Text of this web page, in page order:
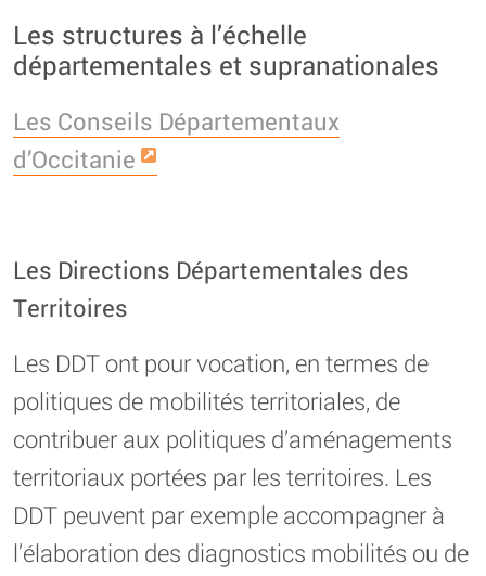
Les structures à l’échelle
départementales et supranationales
Les Conseils Départementaux
d’Occitanie
Les Directions Départementales des
Territoires
Les DDT ont pour vocation, en termes de
politiques de mobilités territoriales, de
contribuer aux politiques d’aménagements
territoriaux portées par les territoires. Les
DDT peuvent par exemple accompagner à
l’élaboration des diagnostics mobilités ou de